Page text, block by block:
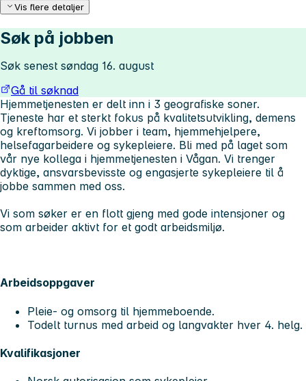
Vis flere detaljer
Søk på jobben
Søk senest søndag 16. august
Gå til søknad
Hjemmetjenesten er delt inn i 3 geografiske soner.
Tjeneste har et sterkt fokus på kvalitetsutvikling, demens
og kreftomsorg. Vi jobber i team, hjemmehjelpere,
helsefagarbeidere og sykepleiere. Bli med på laget som
vår nye kollega i hjemmetjenesten i Vågan. Vi trenger
dyktige, ansvarsbevisste og engasjerte sykepleiere til å
jobbe sammen med oss.
Vi som søker er en flott gjeng med gode intensjoner og
som arbeider aktivt for et godt arbeidsmiljø.
Arbeidsoppgaver
Pleie- og omsorg til hjemmeboende.
Todelt turnus med arbeid og langvakter hver 4. helg.
Kvalifikasjoner